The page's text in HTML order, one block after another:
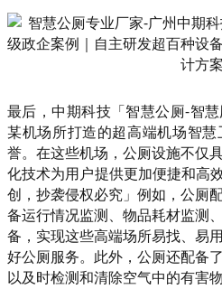
最后，中期科技「智慧公厕-智
某机场所打造的超高端机场智
誉。在这些机场，公厕设施不仅
化技术为用户提供更加便捷和高
创，抄袭侵权必究」例如，公厕
备运行情况监测、物品耗材监测
备，实现这些高端场所易找、易
好公厕服务。此外，公厕还配备
以及时检测和清除空气中的有害